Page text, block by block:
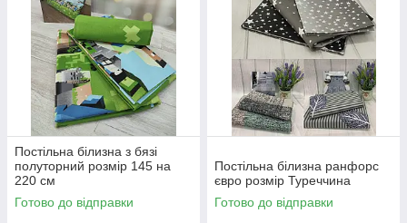
Постільна білизна з бязі
полуторний розмір 145 на
220 см
Готово до відправки
Постільна білизна ранфорс
євро розмір Туреччина
Готово до відправки